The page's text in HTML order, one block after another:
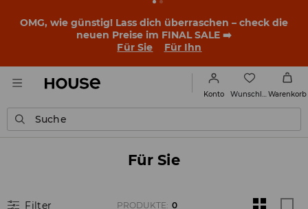
OMG, wie günstig! Lass dich überraschen – check die
neuen Preise im FINAL SALE ➡️
Für Sie
Für Ihn
Konto Warenkorb
Suche
Für Sie
Filter PRODUKTE: 0